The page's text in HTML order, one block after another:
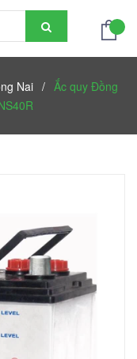
Nai / Ắc quy Đồng